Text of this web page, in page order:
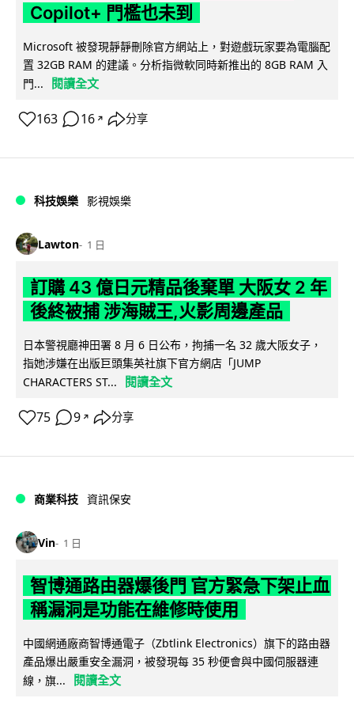
Copilot+ 門檻也未到
Microsoft 被發現靜靜刪除官方網站上，對遊戲玩家要為電腦配
置 32GB RAM 的建議。分析指微軟同時新推出的 8GB RAM 入
門...
閱讀全文
163 16 ↗ 分享
科技娛樂 影視娛樂
Lawton 1 日
訂購 43 億日元精品後棄單 大阪女 2 年
後終被捕 涉海賊王,火影周邊產品
日本警視廳神田署 8 月 6 日公布，拘捕一名 32 歲大阪女子，
指她涉嫌在出版巨頭集英社旗下官方網店「JUMP
CHARACTERS ST...
閱讀全文
75 9 ↗ 分享
商業科技 資訊保安
Vin 1 日
智博通路由器爆後門 官方緊急下架止血
稱漏洞是功能在維修時使用
中國網通廠商智博通電子（Zbtlink Electronics）旗下的路由器
產品爆出嚴重安全漏洞，被發現每 35 秒便會與中國伺服器連
線，旗...
閱讀全文